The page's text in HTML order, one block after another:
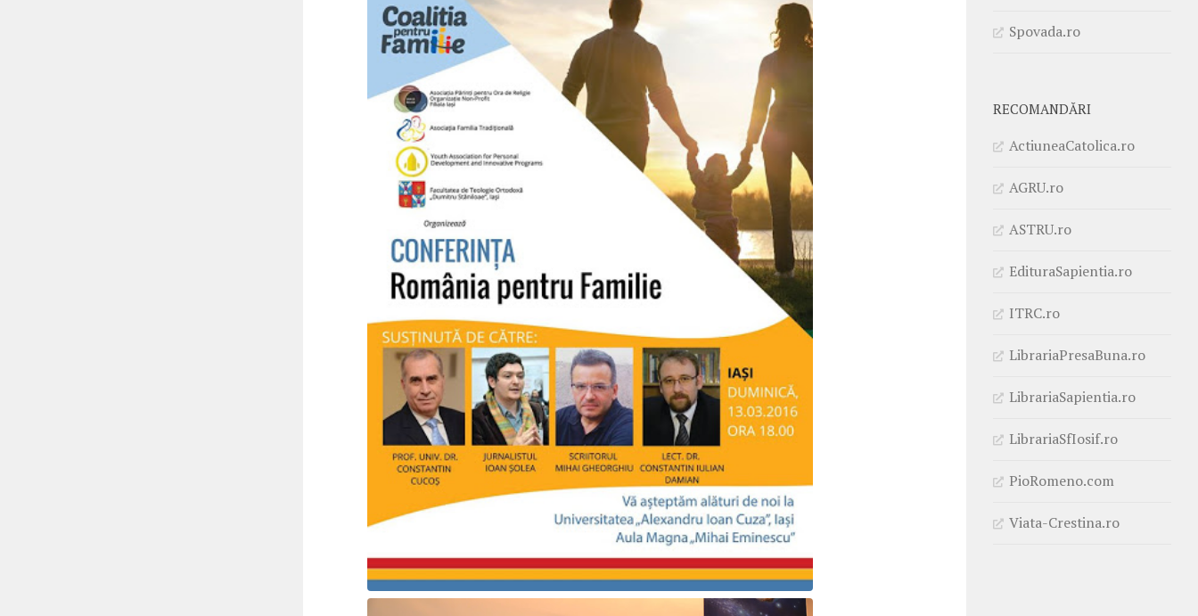
Spovada.ro
RECOMANDĂRI
ActiuneaCatolica.ro
AGRU.ro
ASTRU.ro
EdituraSapientia.ro
ITRC.ro
LibrariaPresaBuna.ro
LibrariaSapientia.ro
LibrariaSfIosif.ro
PioRomeno.com
Viata-Crestina.ro